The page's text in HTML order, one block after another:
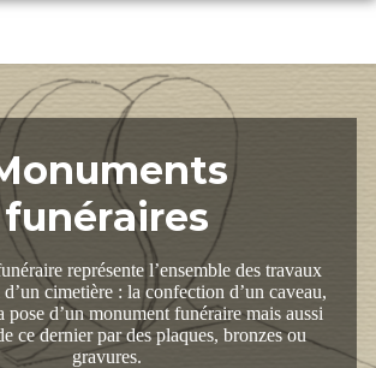
OBSÈQUES
FAMILLES
ANNECIENNES G.GOLLIET – ANNECY
ANNECIENNES G.GOLLIET –PRINGY
ANNECIENNES G.GOLLIET – CRUSEILLES
ANNECIENNES G.GOLLIET –SEVRIER
G.GOLLIET – SAINT-JORIOZ
G.GOLLIET – ARGONAY
DE MONUMENTS
funéraires
représente l’ensemble des travaux
d’un cimetière : la confection d’un caveau,
pose d’un monument funéraire mais aussi
ce dernier par des plaques, bronzes ou
gravures.